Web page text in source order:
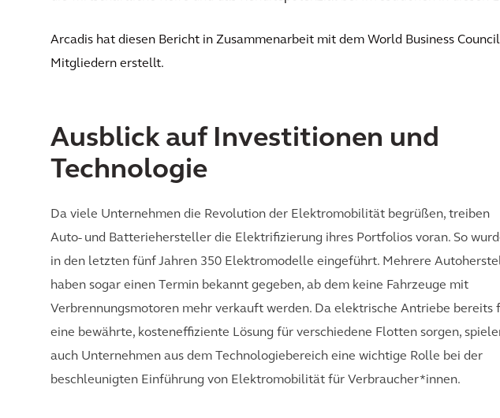
Arcadis hat diesen Bericht in Zusammenarbeit mit dem World Business
Mitgliedern erstellt.
Ausblick auf Investitionen und
Technologie
Da viele Unternehmen die Revolution der Elektromobilität begrüßen, treiben
Auto- und Batteriehersteller die Elektrifizierung ihres Portfolios voran. So
in den letzten fünf Jahren 350 Elektromodelle eingeführt. Mehrere
haben sogar einen Termin bekannt gegeben, ab dem keine Fahrzeuge mit
Verbrennungsmotoren mehr verkauft werden. Da elektrische Antriebe bereits
eine bewährte, kosteneffiziente Lösung für verschiedene Flotten sorgen,
auch Unternehmen aus dem Technologiebereich eine wichtige Rolle bei der
beschleunigten Einführung von Elektromobilität für Verbraucher*innen.